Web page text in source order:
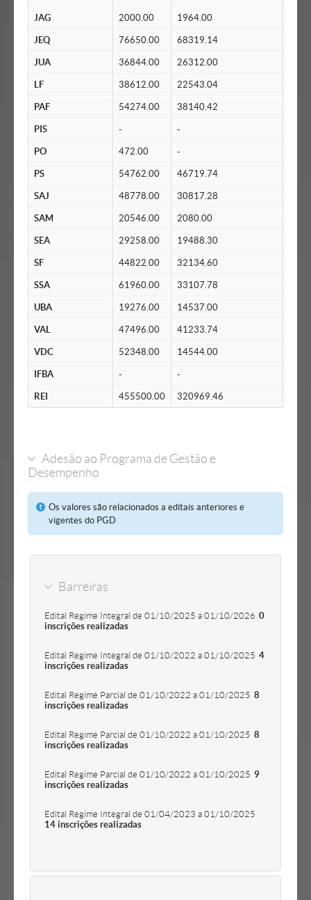
JAG 2000.00 1964.00
JEQ 76650.00 68319.14
JUA 36844.00 26312.00
LF 38612.00 22543.04
PAF 54274.00 38140.42
PIS - -
PO 472.00 -
PS 54762.00 46719.74
SAJ 48778.00 30817.28
SAM 20546.00 2080.00
SEA 29258.00 19488.30
SF 44822.00 32134.60
SSA 61960.00 33107.78
UBA 19276.00 14537.00
VAL 47496.00 41233.74
VDC 52348.00 14544.00
IFBA - -
REI 455500.00 320969.46
Adesão ao Programa de Gestão e
Desempenho
Os valores são relacionados a editais anteriores e
vigentes do PGD
Barreiras
Edital Regime Integral de 01/10/2025 a 01/10/2026 0
inscrições realizadas
Edital Regime Integral de 01/10/2022 a 01/10/2025 4
inscrições realizadas
Edital Regime Parcial de 01/10/2022 a 01/10/2025 8
inscrições realizadas
Edital Regime Parcial de 01/10/2022 a 01/10/2025 8
inscrições realizadas
Edital Regime Parcial de 01/10/2022 a 01/10/2025 9
inscrições realizadas
Edital Regime Integral de 01/04/2023 a 01/10/2025
14 inscrições realizadas